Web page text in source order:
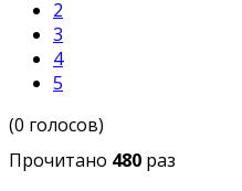
2
3
4
5
(0 голосов)
Прочитано 480 раз